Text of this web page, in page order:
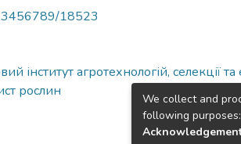
18523
інститут агротехнологій, селекції та
рослин
We collect and
following purposes: